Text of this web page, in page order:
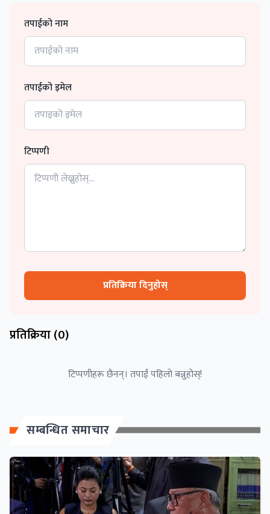
तपाईको नाम
तपाईको इमेल
टिप्पणी
प्रतिक्रिया दिनुहोस्
प्रतिक्रिया (0)
टिप्पणीहरू छैनन्। तपाईं पहिलो बन्नुहोस्!
सम्बन्धित समाचार